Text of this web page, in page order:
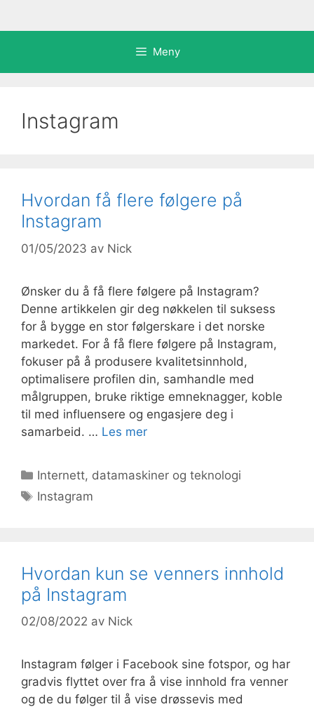
Meny
Instagram
Hvordan få flere følgere på
Instagram
01/05/2023 av Nick
Ønsker du å få flere følgere på Instagram?
Denne artikkelen gir deg nøkkelen til suksess
for å bygge en stor følgerskare i det norske
markedet. For å få flere følgere på Instagram,
fokuser på å produsere kvalitetsinnhold,
optimalisere profilen din, samhandle med
målgruppen, bruke riktige emneknagger, koble
til med influensere og engasjere deg i
samarbeid. … Les mer
Kategorier
Internett, datamaskiner og teknologi
Stikkord
Instagram
Hvordan kun se venners innhold
på Instagram
02/08/2022 av Nick
Instagram følger i Facebook sine fotspor, og har
gradvis flyttet over fra å vise innhold fra venner
og de du følger til å vise drøssevis med